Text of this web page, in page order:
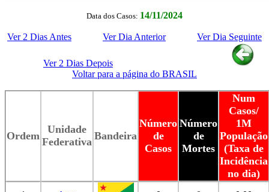
Data dos Casos: 14/11/2024
Ver 2 Dias Antes Ver Dia Anterior Ver Dia Seguinte
Ver 2 Dias Depois
Voltar para a página do BRASIL
Ordem
Unidade
Federativa Bandeira
Número
de
Casos
Número
de
Mortes
Num
Casos/
1M
População
(Taxa de
Incidência
no dia)